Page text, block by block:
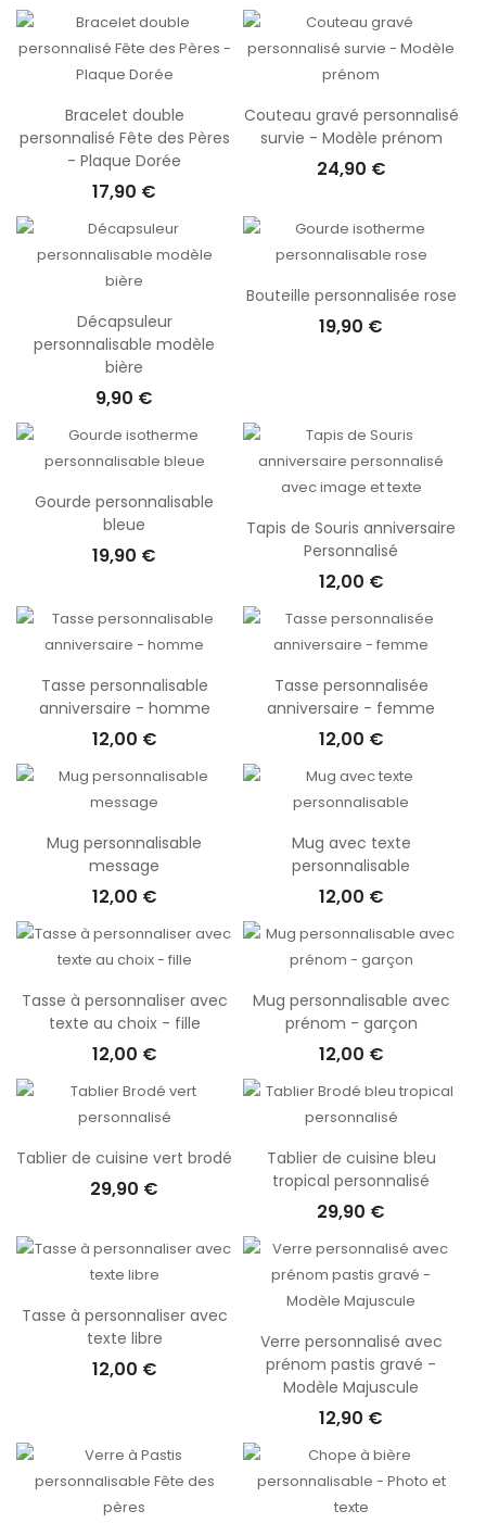
Bracelet double
personnalisé Fête des Pères
- Plaque Dorée
17,90 €
Couteau gravé personnalisé
survie - Modèle prénom
24,90 €
Décapsuleur
personnalisable modèle
bière
9,90 €
Bouteille personnalisée rose
19,90 €
Gourde personnalisable
bleue
19,90 €
Tapis de Souris anniversaire
Personnalisé
12,00 €
Tasse personnalisable
anniversaire - homme
12,00 €
Tasse personnalisée
anniversaire - femme
12,00 €
Mug personnalisable
message
12,00 €
Mug avec texte
personnalisable
12,00 €
Tasse à personnaliser avec
texte au choix - fille
12,00 €
Mug personnalisable avec
prénom - garçon
12,00 €
Tablier de cuisine vert brodé
29,90 €
Tablier de cuisine bleu
tropical personnalisé
29,90 €
Tasse à personnaliser avec
texte libre
12,00 €
Verre personnalisé avec
prénom pastis gravé -
Modèle Majuscule
12,90 €